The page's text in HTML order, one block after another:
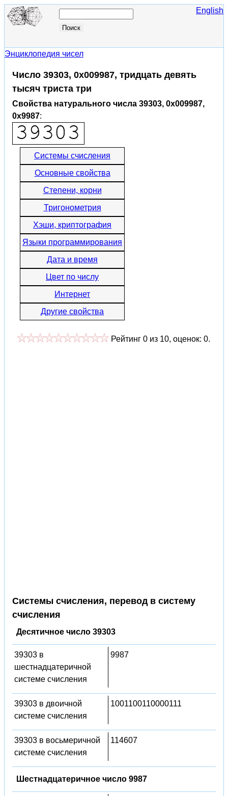
English
Энциклопедия чисел
Число 39303, 0x009987, тридцать девять
тысяч триста три
Свойства натурального числа 39303, 0x009987,
0x9987:
Системы счисления
Основные свойства
Степени, корни
Тригонометрия
Хэши, криптография
Языки программирования
Дата и время
Цвет по числу
Интернет
Другие свойства
Рейтинг 0 из 10, оценок: 0.
Системы счисления, перевод в систему
счисления
Десятичное число 39303
39303 в
шестнадцатеричной
системе счисления
9987
39303 в двоичной
системе счисления
1001100110000111
39303 в восьмеричной
системе счисления
114607
Шестнадцатеричное число 9987